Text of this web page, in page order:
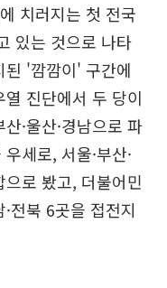
치러지는 첫 전국
있는 것으로 나타
된 '깜깜이' 구간에
진단에서 두 당이
·울산·경남으로 파
세로, 서울·부산·
으로 봤고, 더불어민
·전북 6곳을 접전지